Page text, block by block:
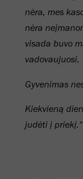
nėra, mes
nėra
visada buvo
vadovaujuosi.
Gyvenimas
Kiekvieną
judėti į priekį.“